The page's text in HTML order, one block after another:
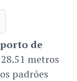
porto de
metros
padrões